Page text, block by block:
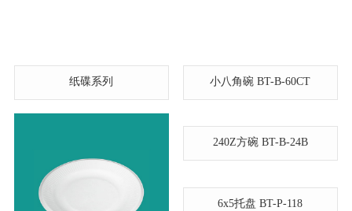
纸碟系列 小八角碗 BT-B-60CT
240Z方碗 BT-B-24B
6x5托盘 BT-P-118